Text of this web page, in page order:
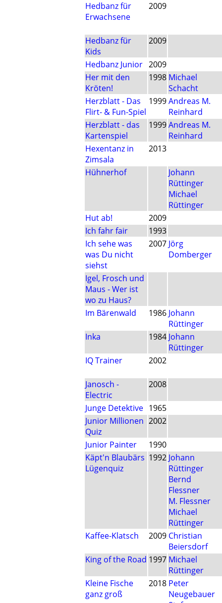
Hedbanz für
Erwachsene
2009
Hedbanz für
Kids
2009
Hedbanz Junior 2009
Her mit den
Kröten!
1998 Michael
Schacht
Herzblatt - Das
Flirt- & Fun-Spiel
1999Andreas M.
Reinhard
Herzblatt - das
Kartenspiel
1999Andreas M.
Reinhard
Hexentanz in
Zimsala
2013
Hühnerhof
Johann
Rüttinger
Michael
Rüttinger
Hut ab!
2009
Ich fahr fair
1993
Ich sehe was
was Du nicht
siehst
2007 Jörg
Domberger
Igel, Frosch und
Maus - Wer ist
wo zu Haus?
Im Bärenwald
1986 Johann
Rüttinger
Inka
1984 Johann
Rüttinger
IQ Trainer
2002
Janosch -
Electric
2008
Junge Detektive 1965
Junior Millionen
Quiz
2002
Junior Painter
1990
Käpt'n Blaubärs
Lügenquiz
1992 Johann
Rüttinger
Bernd
Flessner
M. Flessner
Michael
Rüttinger
Kaffee-Klatsch
2009 Christian
Beiersdorf
King of the Road 1997 Michael
Rüttinger
Kleine Fische
ganz groß
2018 Peter
Neugebauer